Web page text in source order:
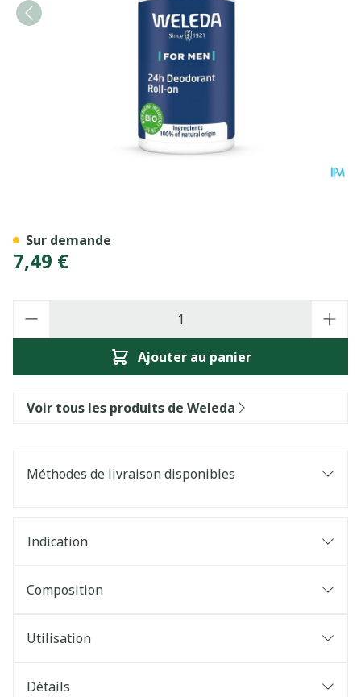
7,49 €
Ajouter au panier
Sur demande
Voir tous les produits de Weleda
Méthodes de livraison disponibles
Indication
Composition
Utilisation
Détails